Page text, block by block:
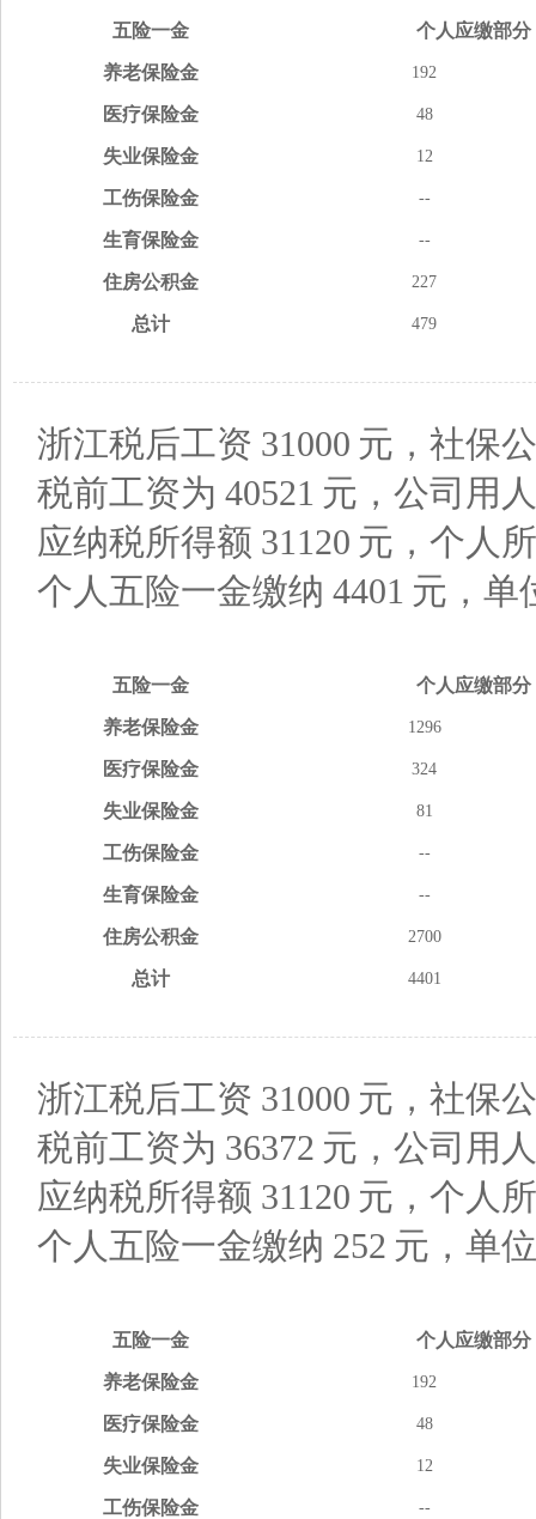
五险一金 个人应缴部分
养老保险金 192
医疗保险金 48
失业保险金 12
工伤保险金 --
生育保险金 --
住房公积金 227
总计 479
浙江税后工资 31000 元，社保
税前工资为 40521 元，公司用
应纳税所得额 31120 元，个人
个人五险一金缴纳 4401 元，单
五险一金 个人应缴部分
养老保险金 1296
医疗保险金 324
失业保险金 81
工伤保险金 --
生育保险金 --
住房公积金 2700
总计 4401
浙江税后工资 31000 元，社保
税前工资为 36372 元，公司用
应纳税所得额 31120 元，个人
个人五险一金缴纳 252 元，单
五险一金 个人应缴部分
养老保险金 192
医疗保险金 48
失业保险金 12
工伤保险金 --